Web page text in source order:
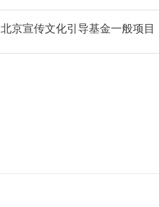
北京宣传文化引导基金一般项